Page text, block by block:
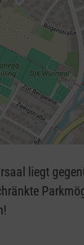
liegt